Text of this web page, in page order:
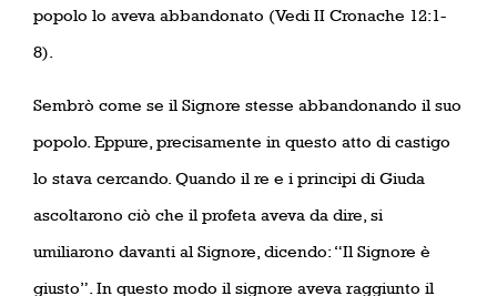
popolo lo aveva abbandonato (Vedi II Cronache 12:1-
8).
Sembrò come se il Signore stesse abbandonando il suo
popolo. Eppure, precisamente in questo atto di castigo
lo stava cercando. Quando il re e i principi di Giuda
ascoltarono ciò che il profeta aveva da dire, si
umiliarono davanti al Signore, dicendo: “Il Signore è
giusto”. In questo modo il signore aveva raggiunto il